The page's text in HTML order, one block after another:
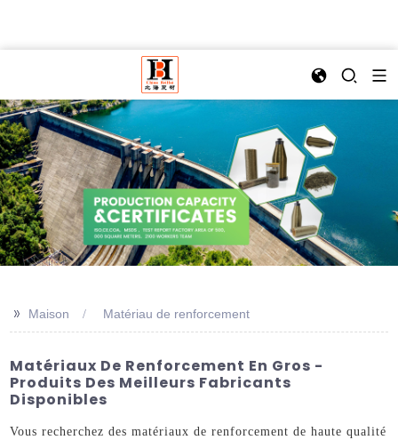
>> Maison Matériau de renforcement
Matériaux De Renforcement En Gros -
Produits Des Meilleurs Fabricants
Disponibles
Vous recherchez des matériaux de renforcement de haute qualité